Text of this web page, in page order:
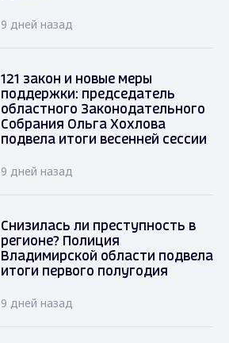
9 дней назад
121 закон и новые меры
поддержки: председатель
областного Законодательного
Собрания Ольга Хохлова
подвела итоги весенней сессии
9 дней назад
Снизилась ли преступность в
регионе? Полиция
Владимирской области подвела
итоги первого полугодия
9 дней назад